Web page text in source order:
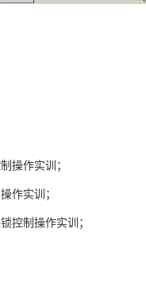
操作实训；
作实训；
控制操作实训；